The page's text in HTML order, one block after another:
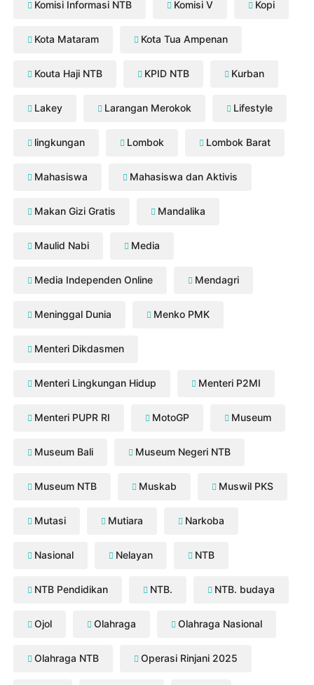
Komisi Informasi NTB Komisi V Kopi
Kota Mataram Kota Tua Ampenan
Kouta Haji NTB KPID NTB Kurban
Lakey Larangan Merokok Lifestyle
lingkungan Lombok Lombok Barat
Mahasiswa Mahasiswa dan Aktivis
Makan Gizi Gratis Mandalika
Maulid Nabi Media
Media Independen Online Mendagri
Meninggal Dunia Menko PMK
Menteri Dikdasmen
Menteri Lingkungan Hidup Menteri P2MI
Menteri PUPR RI MotoGP Museum
Museum Bali Museum Negeri NTB
Museum NTB Muskab Muswil PKS
Mutasi Mutiara Narkoba
Nasional Nelayan NTB
NTB Pendidikan NTB. NTB. budaya
Ojol Olahraga Olahraga Nasional
Olahraga NTB Operasi Rinjani 2025